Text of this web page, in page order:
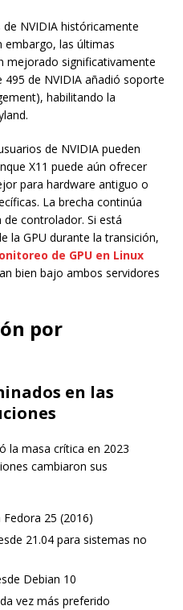
NVIDIA históricamente
embargo, las últimas
mejorado significativamente
de NVIDIA añadió soporte
habilitando la
de NVIDIA pueden
X11 puede aún ofrecer
para hardware antiguo o
La brecha continúa
controlador. Si está
la GPU durante la transición,
de GPU en Linux
bien bajo ambos servidores
por
en las
la masa crítica en 2023
cambiaron sus
25 (2016)
21.04 para sistemas no
Debian 10
vez más preferido